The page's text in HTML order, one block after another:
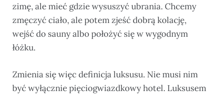
zimę, ale mieć gdzie wysuszyć ubrania. Chcemy
zmęczyć ciało, ale potem zjeść dobrą kolację,
wejść do sauny albo położyć się w wygodnym
łóżku.
Zmienia się więc definicja luksusu. Nie musi nim
być wyłącznie pięciogwiazdkowy hotel. Luksusem